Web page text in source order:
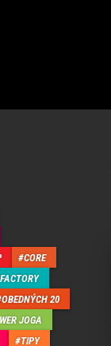
CORE
OBEDNÝCH 20
JOGA
TIPY